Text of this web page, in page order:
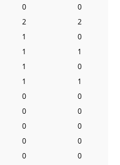
0
0
2
2
1
0
1
1
1
0
1
1
0
0
0
0
0
0
0
0
0 0